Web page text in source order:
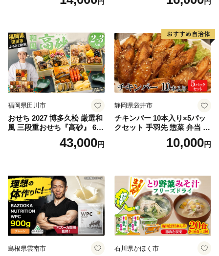
フレーク 鮭フレーク
福岡県田川市
おせち 2027 博多久松 厳選和
風 三段重おせち『高砂』 6.5
寸 3段重 2～3人前 おせち料
理 重箱 お正月 冷凍おせち 縁
ち 本格おせち おせち予約 年
末 年始 お取り寄せ 新春 贅沢
おせち こだわりおせち 惣菜
老舗おせち ふるさと納税お
せち 御節 お節料理 正月 調理
不要 おせち料理2027
43,000円
静岡県袋井市
チキンバー 10本入り×5パッ
クセット 手羽先 惣菜 弁当 お
かず お酒 おつまみ ギフト キ
ャンプ アウトドア キャンプ
10,000円
島根県雲南市 石川県かほく市